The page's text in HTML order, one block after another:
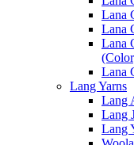
Lana
Lana
Lana
Lana
Lang Yarns
Lang
Lang
Lang